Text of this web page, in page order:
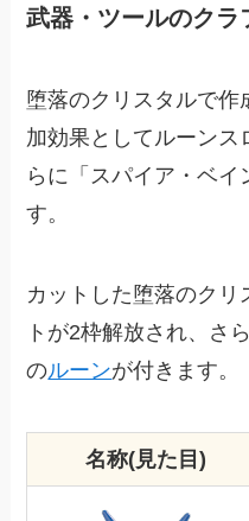
武器・ツールのクラ
堕落のクリスタルで作
加効果としてルーンス
らに「スパイア・ベイ
す。
カットした堕落のクリ
トが2枠解放され、さ
のルーンが付きます。
名称(見た目)